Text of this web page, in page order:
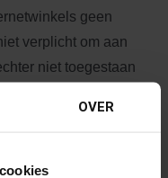
OVER
geen
verplicht om aan
niet toegestaan